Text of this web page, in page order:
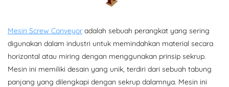
Mesin Screw Conveyor adalah sebuah perangkat yang sering
digunakan dalam industri untuk memindahkan material secara
horizontal atau miring dengan menggunakan prinsip sekrup.
Mesin ini memiliki desain yang unik, terdiri dari sebuah tabung
panjang yang dilengkapi dengan sekrup dalamnya. Mesin ini